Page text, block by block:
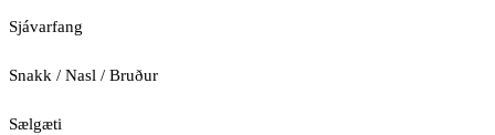
Sjávarfang
Snakk / Nasl / Bruður
Sælgæti